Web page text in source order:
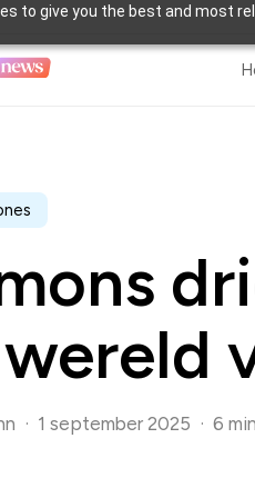
to give you the best and most
1 september 2025 6